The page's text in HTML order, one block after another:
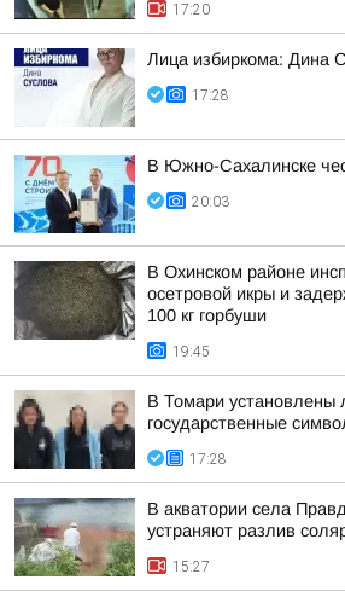
17:20
Лица избиркома: Дина
17:28
В Южно-Сахалинске
20:03
В Охинском районе
осетровой икры и
100 кг горбуши
19:45
В Томари установлены
государственные
17:28
В акватории села
устраняют разлив
15:27